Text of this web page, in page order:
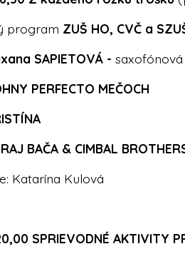
program ZUŠ HO, CVČ a
SAPIETOVÁ -
PERFECTO MEČOCH
BAČA & CIMBAL
Katarína Kulová
SPRIEVODNÉ AKTIVITY